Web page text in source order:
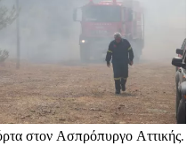
στον Ασπρόπυργο Αττικής.